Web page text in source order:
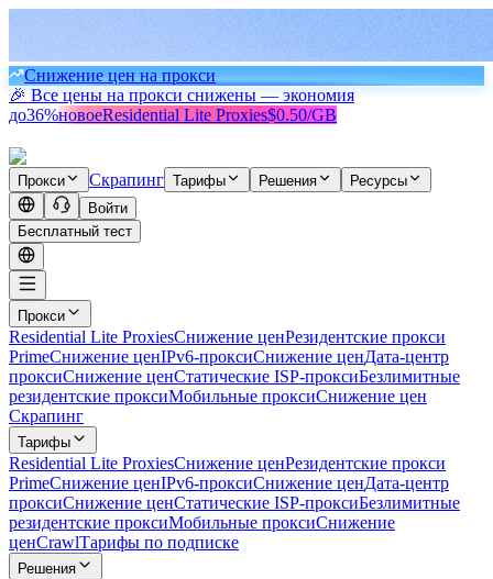
Снижение цен на прокси
🎉 Все цены на прокси снижены — экономия
до36%новоеResidential Lite Proxies$0.50/GB
Прокси Скрапинг Тарифы Решения
Ресурсы
Войти
Бесплатный тест
Прокси
Residential Lite ProxiesСнижение ценРезидентские прокси
PrimeСнижение ценIPv6-проксиСнижение ценДата-центр
проксиСнижение ценСтатические ISP-проксиБезлимитные
резидентские проксиМобильные проксиСнижение цен
Скрапинг
Тарифы
Residential Lite ProxiesСнижение ценРезидентские прокси
PrimeСнижение ценIPv6-проксиСнижение ценДата-центр
проксиСнижение ценСтатические ISP-проксиБезлимитные
резидентские проксиМобильные проксиСнижение
ценCrawlТарифы по подписке
Решения